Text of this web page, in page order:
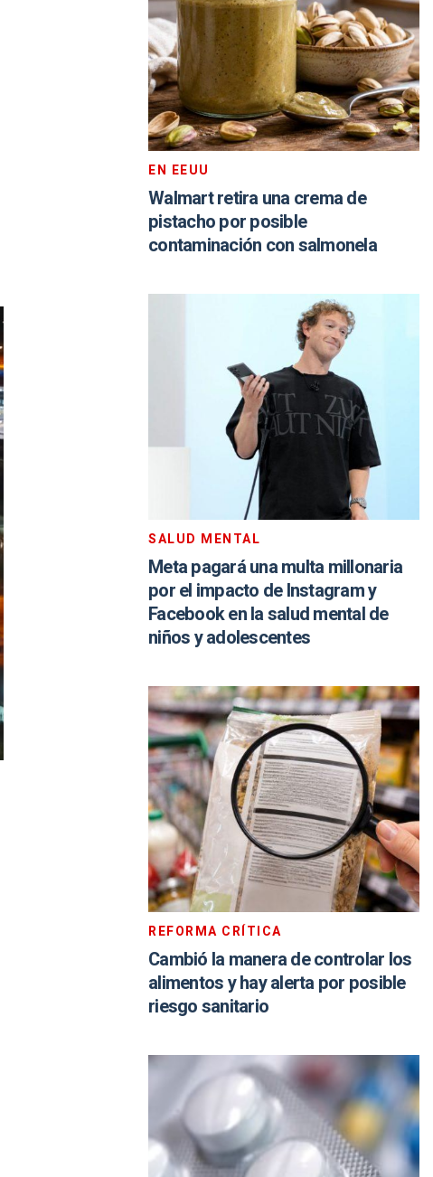
EN EEUU
Walmart retira una crema de
pistacho por posible
contaminación con salmonela
SALUD MENTAL
Meta pagará una multa millonaria
por el impacto de Instagram y
Facebook en la salud mental de
niños y adolescentes
REFORMA CRÍTICA
Cambió la manera de controlar los
alimentos y hay alerta por posible
riesgo sanitario